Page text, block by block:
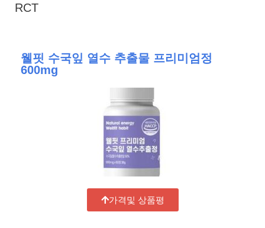
RCT
웰핏 수국잎 열수 추출물 프리미엄정
600mg
가격및 상품평